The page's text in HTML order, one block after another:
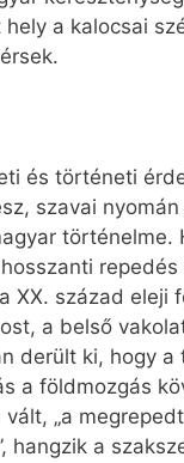
a kalocsai
és történeti
szavai
történelme.
repedés
XX. század eleji
a belső
derült ki, hogy a
a földmozgás
„a
hangzik a